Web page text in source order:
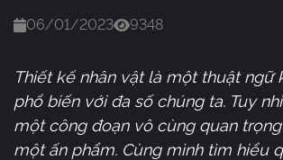
06/01/2023 9348
Thiết kế nhân vật là một thuật ngữ
phổ biến với đa số chúng ta. Tuy
một công đoạn vô cùng quan
một ấn phẩm. Cùng mình tìm hiểu